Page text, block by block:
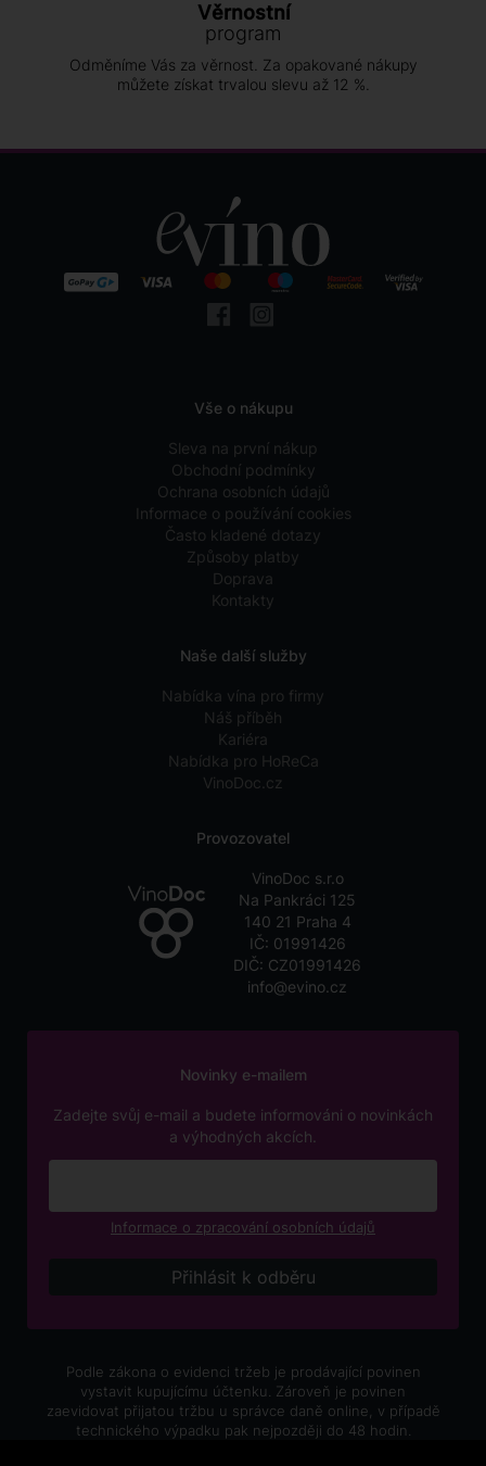
Věrnostní
program
Odměníme Vás za věrnost. Za opakované nákupy
můžete získat trvalou slevu až 12 %.
Vše o nákupu
Sleva na první nákup
Obchodní podmínky
Ochrana osobních údajů
Informace o používání cookies
Často kladené dotazy
Způsoby platby
Doprava
Kontakty
Naše další služby
Nabídka vína pro firmy
Náš příběh
Kariéra
Nabídka pro HoReCa
VinoDoc.cz
Provozovatel
VinoDoc s.r.o
Na Pankráci 125
140 21 Praha 4
IČ: 01991426
DIČ: CZ01991426
info@evino.cz
Novinky e-mailem
Zadejte svůj e-mail a budete informováni o novinkách
a výhodných akcích.
Informace o zpracování osobních údajů
Podle zákona o evidenci tržeb je prodávající povinen
vystavit kupujícímu účtenku. Zároveň je povinen
zaevidovat přijatou tržbu u správce daně online, v případě
technického výpadku pak nejpozději do 48 hodin.